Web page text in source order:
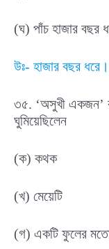
(ঘ) পাঁচ হাজার বছর
উঃ- হাজার বছর ধরে।
৩৫. ‘অসুখী একজন’
ঘুমিয়েছিলেন
(ক) কথক
(খ) মেয়েটি
(গ) একটি ফুলের মতো